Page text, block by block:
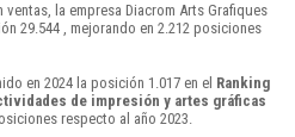
ventas, la empresa Diacrom Arts Grafiques
29.544 , mejorando en 2.212 posiciones
en 2024 la posición 1.017 en el Ranking
de impresión y artes gráficas
respecto al año 2023.